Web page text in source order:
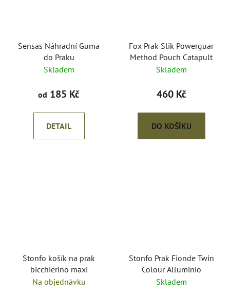
Sensas Náhradní Guma
do Praku
Skladem
od 185 Kč
DETAIL
Fox Prak Slik Powerguar
Method Pouch Catapult
Skladem
460 Kč
DO KOŠÍKU
Stonfo košík na prak
bicchierino maxi
Na objednávku
Stonfo Prak Fionde Twin
Colour Alluminio
Skladem